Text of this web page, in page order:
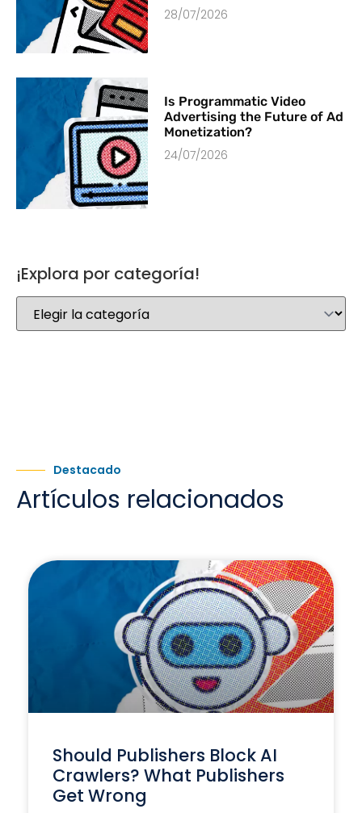
28/07/2026
Is Programmatic Video
Advertising the Future of Ad
Monetization?
24/07/2026
¡Explora por categoría!
Destacado
Artículos relacionados
Should Publishers Block AI
Crawlers? What Publishers
Get Wrong